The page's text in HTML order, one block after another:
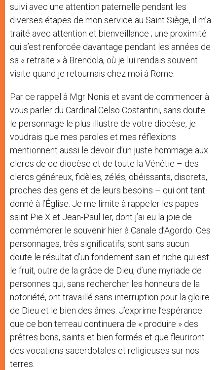
suivi avec une attention paternelle pendant les
diverses étapes de mon service au Saint Siège, il m’a
traité avec attention et bienveillance ; une proximité
qui s’est renforcée davantage pendant les années de
sa « retraite » à Brendola, où je lui rendais souvent
visite quand je retournais chez moi à Rome.
Par ce rappel à Mgr Nonis et avant de commencer à
vous parler du Cardinal Celso Costantini, sans doute
le personnage le plus illustre de votre diocèse, je
voudrais que mes paroles et mes réflexions
mentionnent aussi le devoir d’un juste hommage aux
clercs de ce diocèse et de toute la Vénétie – des
clercs généreux, fidèles, zélés, obéissants, discrets,
proches des gens et de leurs besoins – qui ont tant
donné à l’Église. Je me limite à rappeler les papes
saint Pie X et Jean-Paul Ier, dont j’ai eu la joie de
commémorer le souvenir hier à Canale d’Agordo. Ces
personnages, très significatifs, sont sans aucun
doute le résultat d’un fondement sain et riche qui est
le fruit, outre de la grâce de Dieu, d’une myriade de
personnes qui, sans rechercher les honneurs de la
notoriété, ont travaillé sans interruption pour la gloire
de Dieu et le bien des âmes. J’exprime l’espérance
que ce bon terreau continuera de « produire » des
prêtres bons, saints et bien formés et que fleuriront
des vocations sacerdotales et religieuses sur nos
terres.